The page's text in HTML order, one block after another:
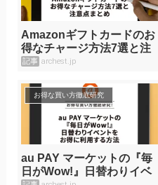
Amazonギフトカードのお
得なチャージ方法7選と注
意点まとめ
記事 archest.jp
お得な買い方徹底研究
au PAY マーケットの『毎
日がWow!』日替わりイベ